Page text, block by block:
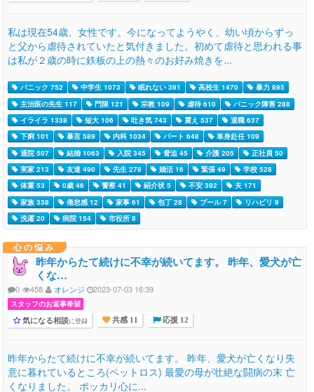
私は現在54歳、女性です。今になってようやく、幼い頃からずっ
と父から虐待されていたと気付きました。初めて虐待と思われる事
は私が２歳の時に鉄板の上の熱々のお好み焼きを...
パニック 752 中学生 1073 眠れない 391 高校生 1470
暴力 895
主治医の先生 117
門限 121 宗教 109 虐待 610
パニック障害 288
イライラ 1338
短大 106 吐き気 743 震え 537
退職 637
下痢 101
暴言 589 内科 1034 パート 648
単身赴任 109
通院 507
結婚 1063 入院 345 脅迫 45 介護 205
正社員 50
実家 213
友達 490 先生 278 婚活 16 緊張 49
学校 528
体重 53
0歳 46 警察 41 紹介状 5 不安 392
夫 171
家族 338
倦怠感 12 家事 61 包丁 28 プール 7
リハビリ 9
洗濯 20
病院 154 市役所 8
心の悩み
昨年からたて続けに不幸が続いてます。 昨年、愛犬が亡
くな…
0 458 オレンジ 2023-07-03 16:39
スタッフのお返事希望
気になる相談に登録 共感 11 応援 12
昨年からたて続けに不幸が続いてます。 昨年、愛犬が亡くなり失
意に暮れているところ(ペットロス) 最愛の母が壮絶な闘病の末 亡
くなりました。 ポッカリ心に...